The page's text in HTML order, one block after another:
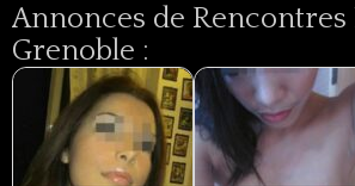
Annonces de Rencontres
Grenoble :